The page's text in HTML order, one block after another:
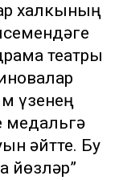
халкының
театры
үзенең
медальгә
әйтте. Бу
йөзләр”